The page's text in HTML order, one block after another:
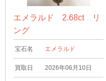
エメラルド 2.68ct リ
ング
宝石名 エメラルド
買取日 2026年06月10日